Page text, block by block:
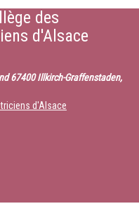
des
d'Alsace
67400 Illkirch-Graffenstaden,
d'Alsace